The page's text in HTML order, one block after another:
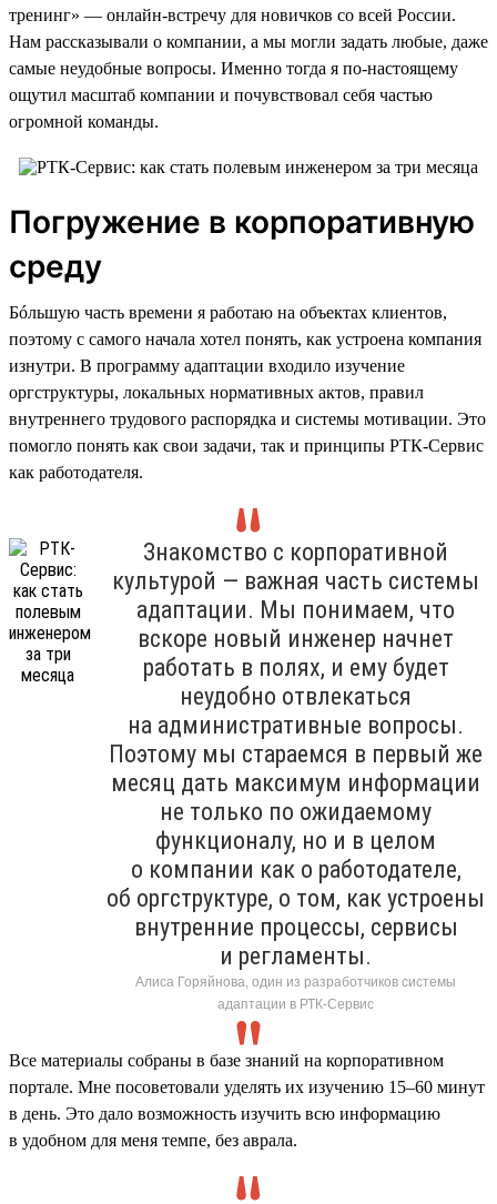
тренинг» — онлайн-встречу для новичков со всей России.
Нам рассказывали о компании, а мы могли задать любые, даже
самые неудобные вопросы. Именно тогда я по-настоящему
ощутил масштаб компании и почувствовал себя частью
огромной команды.
Погружение в корпоративную
среду
Бóльшую часть времени я работаю на объектах клиентов,
поэтому с самого начала хотел понять, как устроена компания
изнутри. В программу адаптации входило изучение
оргструктуры, локальных нормативных актов, правил
внутреннего трудового распорядка и системы мотивации. Это
помогло понять как свои задачи, так и принципы РТК-Сервис
как работодателя.
Знакомство с корпоративной
культурой — важная часть системы
адаптации. Мы понимаем, что
вскоре новый инженер начнет
работать в полях, и ему будет
неудобно отвлекаться
на административные вопросы.
Поэтому мы стараемся в первый же
месяц дать максимум информации
не только по ожидаемому
функционалу, но и в целом
о компании как о работодателе,
об оргструктуре, о том, как устроены
внутренние процессы, сервисы
и регламенты.
Алиса Горяйнова, один из разработчиков системы
адаптации в РТК-Сервис
Все материалы собраны в базе знаний на корпоративном
портале. Мне посоветовали уделять их изучению 15–60 минут
в день. Это дало возможность изучить всю информацию
в удобном для меня темпе, без аврала.